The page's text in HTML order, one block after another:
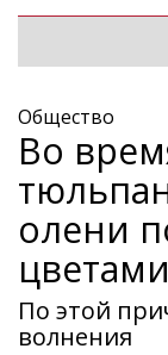
Общество
Во
олени
цветами
По этой
волнения